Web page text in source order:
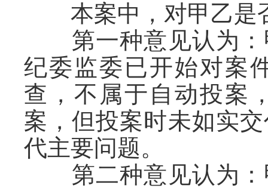
本案中，对甲乙是
第一种意见认为：
纪委监委已开始对案
查，不属于自动投案
案，但投案时未如实
代主要问题。
第二种意见认为：